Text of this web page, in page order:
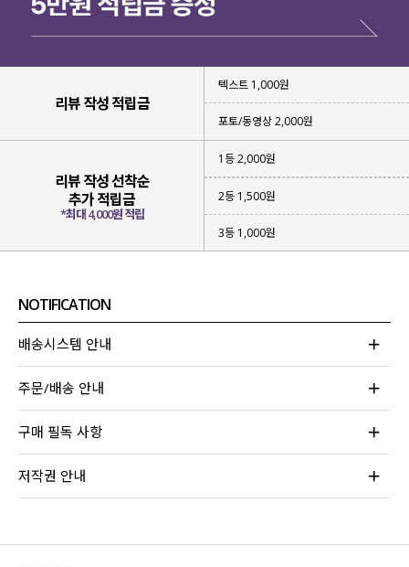
리뷰 작성 적립금
텍스트 1,000원
포토/동영상 2,000원
리뷰 작성 선착순
추가 적립금
*최대 4,000원 적립
1등 2,000원
2등 1,500원
3등 1,000원
NOTIFICATION
배송시스템 안내
주문/배송 안내
구매 필독 사항
저작권 안내